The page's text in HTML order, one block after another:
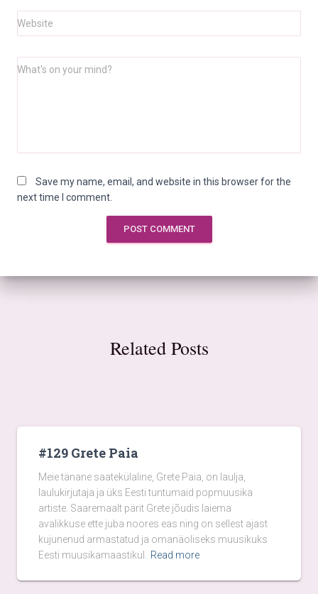
Website
What's on your mind?
Save my name, email, and website in this browser for the
next time I comment.
Related Posts
#129 Grete Paia
Meie tänane saatekülaline, Grete Paia, on laulja,
laulukirjutaja ja üks Eesti tuntumaid popmuusika
artiste. Saaremaalt pärit Grete jõudis laiema
avalikkuse ette juba noores eas ning on sellest ajast
kujunenud armastatud ja omanäoliseks muusikuks
Eesti muusikamaastikul.
Read more